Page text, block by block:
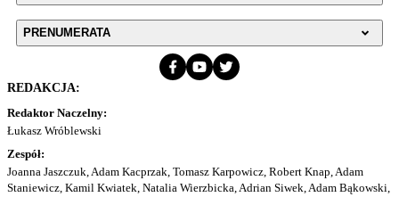
PRENUMERATA
REDAKCJA:
Redaktor Naczelny:
Łukasz Wróblewski
Zespół:
Joanna Jaszczuk, Adam Kacprzak, Tomasz Karpowicz, Robert Knap, Adam
Staniewicz, Kamil Kwiatek, Natalia Wierzbicka, Adrian Siwek, Adam Bąkowski,